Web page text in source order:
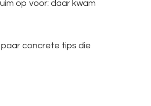
op voor: daar kwam
concrete tips die